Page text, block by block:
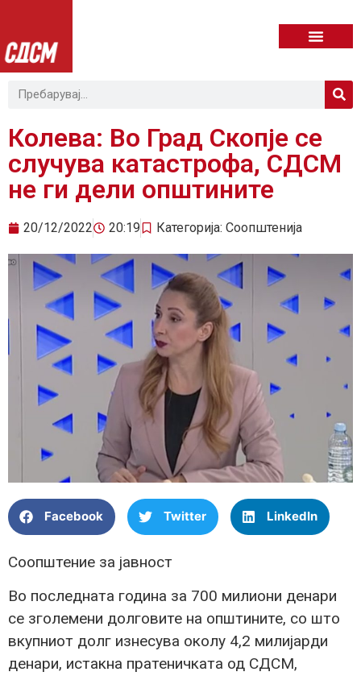
Колева: Во Град Скопје се
случува катастрофа, СДСМ
не ги дели општините
20/12/2022 20:19 Категорија: Соопштенија
Facebook Twitter LinkedIn
Соопштение за јавност
Во последната година за 700 милиони денари
се зголемени долговите на општините, со што
вкупниот долг изнесува околу 4,2 милијарди
денари, истакна пратеничката од СДСМ,